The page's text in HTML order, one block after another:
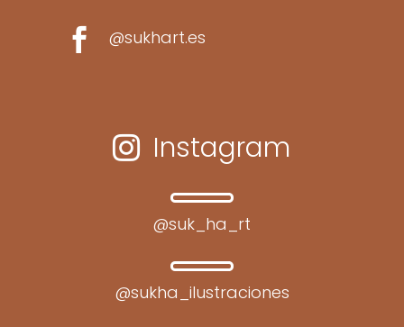
 @sukhart.es
 Instagram
@suk_ha_rt
@sukha_ilustraciones